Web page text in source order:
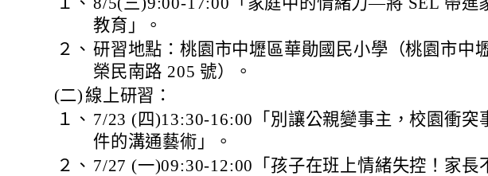
教育」。
２、 研習地點：桃園市中壢區華勛國民小學（桃園市中
榮民南路 205 號）。
(二)線上研習：
１、 7/23 (四)13:30-16:00「別讓公親變事主，校園衝突
件的溝通藝術」。
２、 7/27 (一)09:30-12:00「孩子在班上情緒失控！家長